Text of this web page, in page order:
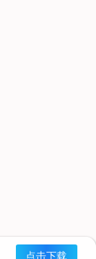
气仓大、重量轻、
先进的生产工艺和